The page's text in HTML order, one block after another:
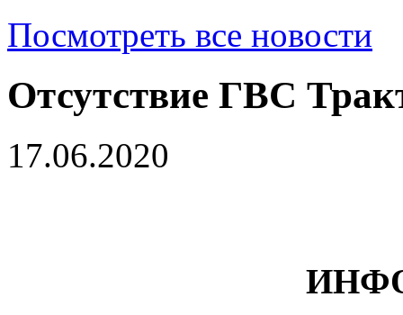
Посмотреть все новости
Отсутствие ГВС
17.06.2020